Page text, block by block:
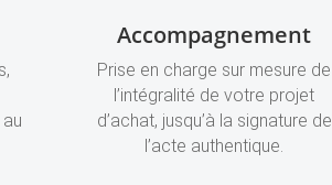
Accompagnement
Prise en charge sur mesure de
l’intégralité de votre projet
d’achat, jusqu’à la signature de
l’acte authentique.